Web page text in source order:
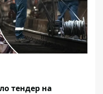
тендер на